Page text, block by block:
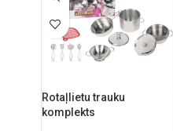
gadiem.
Rotaļlietu trauku
komplekts